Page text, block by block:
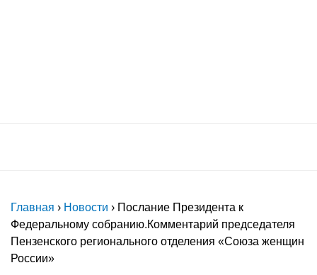
Главная › Новости › Послание Президента к
Федеральному собранию.Комментарий председателя
Пензенского регионального отделения «Союза женщин
России»